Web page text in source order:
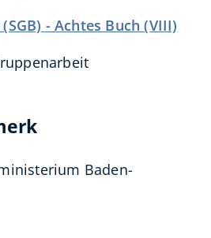
- Achtes Buch (VIII)
Baden-